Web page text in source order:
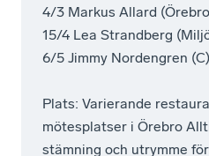
4/3 Markus Allard
15/4 Lea Strandberg
6/5 Jimmy Nordengren (C)
Plats: Varierande
mötesplatser i Örebro
stämning och utrymme